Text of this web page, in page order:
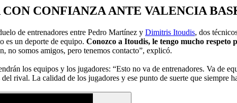
CONFIANZA ANTE VALENCIA
de entrenadores entre Pedro Martínez y Dimitris Itoudis, dos
es un deporte de equipo. Conozco a Itoudis, le tengo mucho respeto
somos amigos, pero tenemos contacto”, explicó.
los equipos y los jugadores: “Esto no va de entrenadores. Va de
rival. La calidad de los jugadores y ese punto de suerte que siempre